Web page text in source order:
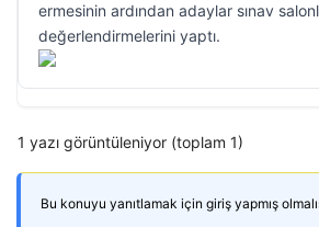
ermesinin ardından adaylar sınav
değerlendirmelerini yaptı.
1 yazı görüntüleniyor (toplam 1)
Bu konuyu yanıtlamak için giriş yapmış